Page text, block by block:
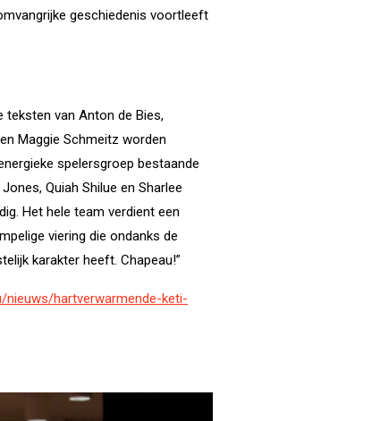
geschiedenis voortleeft
teksten van Anton de Bies,
Maggie Schmeitz worden
spelersgroep bestaande
Quiah Shilue en Sharlee
Het hele team verdient een
viering die ondanks de
karakter heeft. Chapeau!”
nieuws/hartverwarmende-keti-